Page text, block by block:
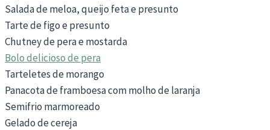
Salada de meloa, queijo feta e presunto
Tarte de figo e presunto
Chutney de pera e mostarda
Bolo delicioso de pera
Tarteletes de morango
Panacota de framboesa com molho de laranja
Semifrio marmoreado
Gelado de cereja